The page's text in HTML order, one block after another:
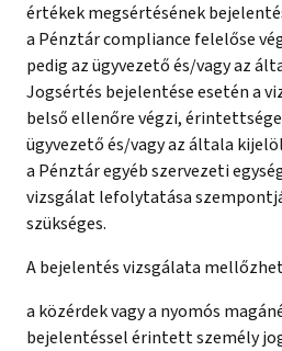
értékek megsértésének
a Pénztár compliance felelőse
pedig az ügyvezető és/vagy az
Jogsértés bejelentése esetén a
belső ellenőre végzi,
ügyvezető és/vagy az általa
a Pénztár egyéb szervezeti
vizsgálat lefolytatása
szükséges.
A bejelentés vizsgálata
a közérdek vagy a nyomós
bejelentéssel érintett személy